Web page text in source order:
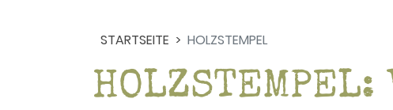
STARTSEITE HOLZSTEMPEL